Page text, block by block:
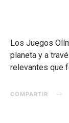
Los Juegos
planeta y a
relevantes que
COMPARTIR